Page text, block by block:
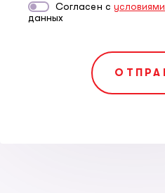
Согласен с условиями
данных